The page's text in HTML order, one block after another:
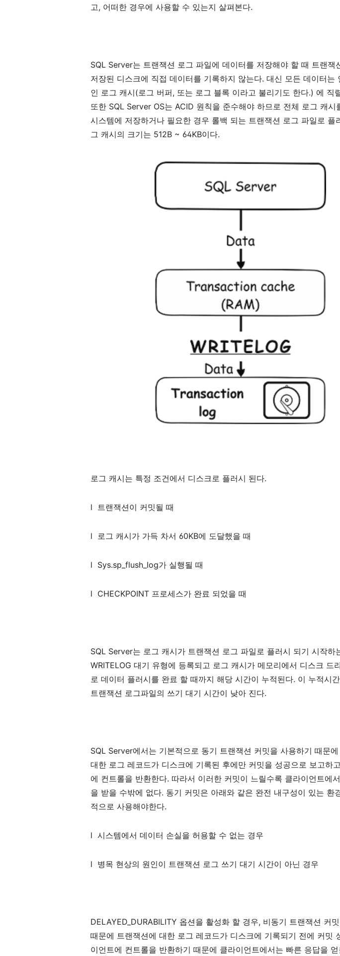
고, 어떠한 경우에 사용할 수 있는지 살펴본다.
SQL Server는 트랜잭션 로그 파일에 데이터를 저장해야 할 때 트랜잭
저장된 디스크에 직접 데이터를 기록하지 않는다. 대신 모든 데이터는
인 로그 캐시(로그 버퍼, 또는 로그 블록 이라고 불리기도 한다.) 에 직
또한 SQL Server OS는 ACID 원칙을 준수해야 하므로 전체 로그 캐시
시스템에 저장하거나 필요한 경우 롤백 되는 트랜잭션 로그 파일로 플
그 캐시의 크기는 512B ~ 64KB이다.
로그 캐시는 특정 조건에서 디스크로 플러시 된다.
l 트랜잭션이 커밋될 때
l 로그 캐시가 가득 차서 60KB에 도달했을 때
l Sys.sp_flush_log가 실행될 때
l CHECKPOINT 프로세스가 완료 되었을 때
SQL Server는 로그 캐시가 트랜잭션 로그 파일로 플러시 되기 시작하
WRITELOG 대기 유형에 등록되고 로그 캐시가 메모리에서 디스크 드
로 데이터 플러시를 완료 할 때까지 해당 시간이 누적된다. 이 누적시
트랜잭션 로그파일의 쓰기 대기 시간이 낮아 진다.
SQL Server에서는 기본적으로 동기 트랜잭션 커밋을 사용하기 때문에
대한 로그 레코드가 디스크에 기록된 후에만 커밋을 성공으로 보고하고
에 컨트롤을 반환한다. 따라서 이러한 커밋이 느릴수록 클라이언트에
을 받을 수밖에 없다. 동기 커밋은 아래와 같은 완전 내구성이 있는 환
적으로 사용해야한다.
l 시스템에서 데이터 손실을 허용할 수 없는 경우
l 병목 현상의 원인이 트랜잭션 로그 쓰기 대기 시간이 아닌 경우
DELAYED_DURABILITY 옵션을 활성화 할 경우, 비동기 트랜잭션 커
때문에 트랜잭션에 대한 로그 레코드가 디스크에 기록되기 전에 커밋
이언트에 컨트롤을 반환하기 때문에 클라이언트에서는 빠른 응답을